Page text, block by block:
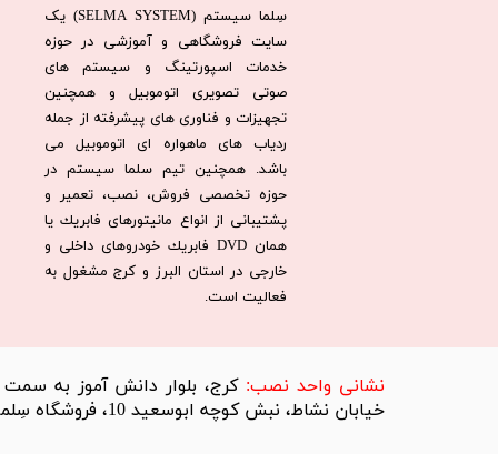
سِلما سيستم (SELMA SYSTEM) یک
سایت فروشگاهی و آموزشی در حوزه
خدمات اسپورتینگ و سیستم های
صوتی تصویری اتوموبیل و همچنین
تجهیزات و فناوری های پیشرفته از جمله
ردیاب های ماهواره ای اتوموبیل می
باشد. همچنين تيم سلما سيستم در
حوزه تخصصی فروش، نصب، تعمير و
پشتيبانی از انواع مانيتورهای فابريك يا
همان DVD فابريك خودروهای داخلی و
خارجی در استان البرز و كرج مشغول به
فعاليت است.​​​​​​​
​نشانی واحد نصب: کرج، بلوار دانش آموز به سمت
خیابان نشاط، نبش کوچه ابوسعید 10، فروشگاه سِلما سیستم​​​​​​​